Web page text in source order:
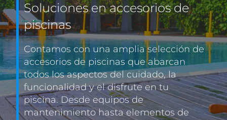
CONTACTO
Soluciones en accesorios de
piscinas
Contamos con una amplia selección de
accesorios de piscinas que abarcan
todos los aspectos del cuidado, la
funcionalidad y el disfrute en tu
piscina. Desde equipos de
mantenimiento hasta elementos de